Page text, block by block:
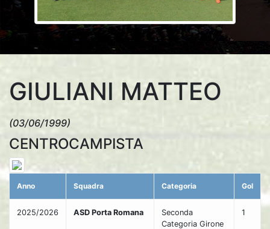
GIULIANI MATTEO
(03/06/1999)
CENTROCAMPISTA
Anno Squadra Categoria Gol
2025/2026 ASD Porta Romana
Seconda
Categoria Girone
1